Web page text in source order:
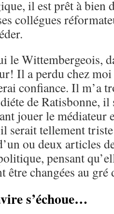
il est prêt à bien
collégues
le Wittembergeois,
Il a perdu chez
confiance. Il m’a
de Ratisbonne, il
jouer le médiateur
serait tellement
ou deux articles
pensant
être changées au
s’échoue…